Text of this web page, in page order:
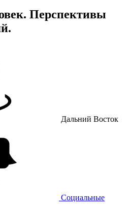
Перспективы
Дальний Восток
Социальные